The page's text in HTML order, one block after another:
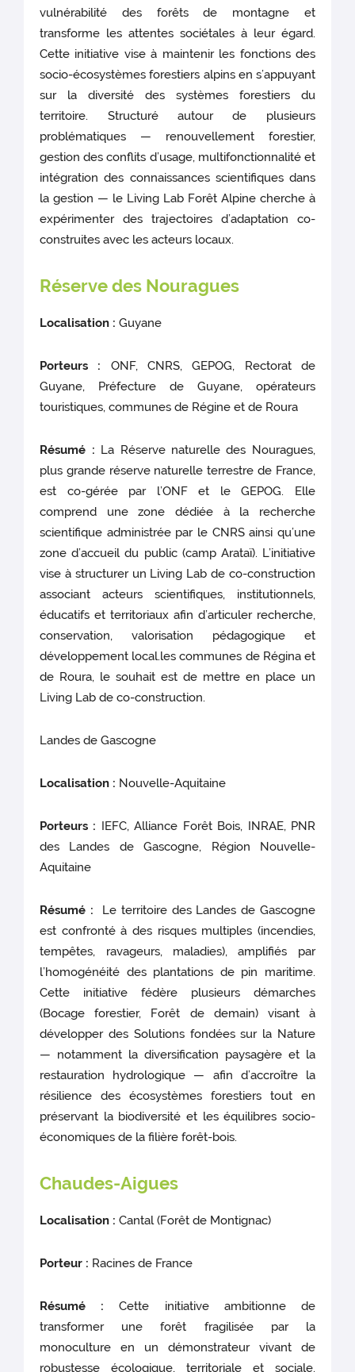
vulnérabilité des forêts de montagne et
transforme les attentes sociétales à leur égard.
Cette initiative vise à maintenir les fonctions des
socio-écosystèmes forestiers alpins en s’appuyant
sur la diversité des systèmes forestiers du
territoire. Structuré autour de plusieurs
problématiques — renouvellement forestier,
gestion des conflits d’usage, multifonctionnalité et
intégration des connaissances scientifiques dans
la gestion — le Living Lab Forêt Alpine cherche à
expérimenter des trajectoires d’adaptation co-
construites avec les acteurs locaux.
Réserve des Nouragues
Localisation : Guyane
Porteurs : ONF, CNRS, GEPOG, Rectorat de
Guyane, Préfecture de Guyane, opérateurs
touristiques, communes de Régine et de Roura
Résumé : La Réserve naturelle des Nouragues,
plus grande réserve naturelle terrestre de France,
est co-gérée par l’ONF et le GEPOG. Elle
comprend une zone dédiée à la recherche
scientifique administrée par le CNRS ainsi qu’une
zone d’accueil du public (camp Arataï). L’initiative
vise à structurer un Living Lab de co-construction
associant acteurs scientifiques, institutionnels,
éducatifs et territoriaux afin d’articuler recherche,
conservation, valorisation pédagogique et
développement local.les communes de Régina et
de Roura, le souhait est de mettre en place un
Living Lab de co-construction.
Landes de Gascogne
Localisation : Nouvelle-Aquitaine
Porteurs : IEFC, Alliance Forêt Bois, INRAE, PNR
des Landes de Gascogne, Région Nouvelle-
Aquitaine
Résumé : Le territoire des Landes de Gascogne
est confronté à des risques multiples (incendies,
tempêtes, ravageurs, maladies), amplifiés par
l’homogénéité des plantations de pin maritime.
Cette initiative fédère plusieurs démarches
(Bocage forestier, Forêt de demain) visant à
développer des Solutions fondées sur la Nature
— notamment la diversification paysagère et la
restauration hydrologique — afin d’accroître la
résilience des écosystèmes forestiers tout en
préservant la biodiversité et les équilibres socio-
économiques de la filière forêt-bois.
Chaudes-Aigues
Localisation : Cantal (Forêt de Montignac)
Porteur : Racines de France
Résumé : Cette initiative ambitionne de
transformer une forêt fragilisée par la
monoculture en un démonstrateur vivant de
robustesse écologique, territoriale et sociale.